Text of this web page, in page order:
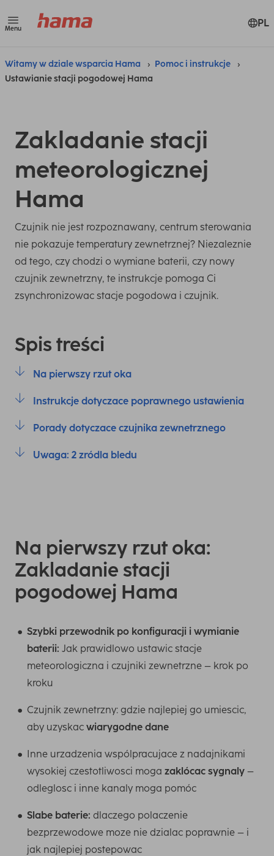
Menu PL
Witamy w dziale wsparcia Hama
Pomoc i instrukcje
Ustawianie stacji pogodowej Hama
Zakladanie stacji
meteorologicznej
Hama
Czujnik nie jest rozpoznawany, centrum sterowania
nie pokazuje temperatury zewnetrznej? Niezaleznie
od tego, czy chodzi o wymiane baterii, czy nowy
czujnik zewnetrzny, te instrukcje pomoga Ci
zsynchronizowac stacje pogodowa i czujnik.
Spis treści
Na pierwszy rzut oka
Instrukcje dotyczace poprawnego ustawienia
Porady dotyczace czujnika zewnetrznego
Uwaga: 2 zródla bledu
Na pierwszy rzut oka:
Zakladanie stacji
pogodowej Hama
Szybki przewodnik po konfiguracji i wymianie
baterii: Jak prawidlowo ustawic stacje
meteorologiczna i czujniki zewnetrzne – krok po
kroku
Czujnik zewnetrzny: gdzie najlepiej go umiescic,
aby uzyskac wiarygodne dane
Inne urzadzenia wspólpracujace z nadajnikami
wysokiej czestotliwosci moga zaklócac sygnaly –
odleglosc i inne kanaly moga pomóc
Slabe baterie: dlaczego polaczenie
bezprzewodowe moze nie dzialac poprawnie – i
jak najlepiej postepowac